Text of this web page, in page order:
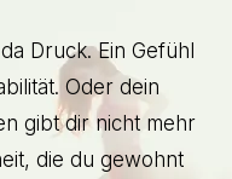
Druck. Ein Gefühl
Oder dein
gibt dir nicht mehr
die du gewohnt